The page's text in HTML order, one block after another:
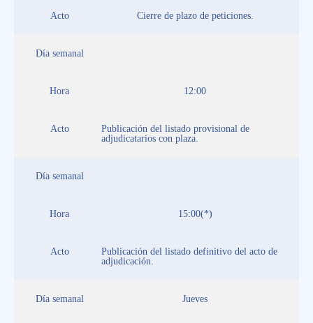
Acto Cierre de plazo de peticiones.
Día semanal
Hora 12:00
Acto
Publicación del listado provisional de
adjudicatarios con plaza.
Día semanal
Hora 15:00(*)
Acto
Publicación del listado definitivo del acto de
adjudicación.
Día semanal Jueves